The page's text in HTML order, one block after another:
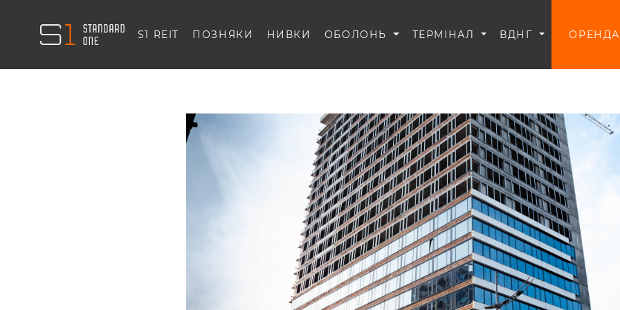
S1 REIT ПОЗНЯКИ НИВКИ ОБОЛОНЬ ТЕРМІНАЛ ВДНГ ОРЕНДА